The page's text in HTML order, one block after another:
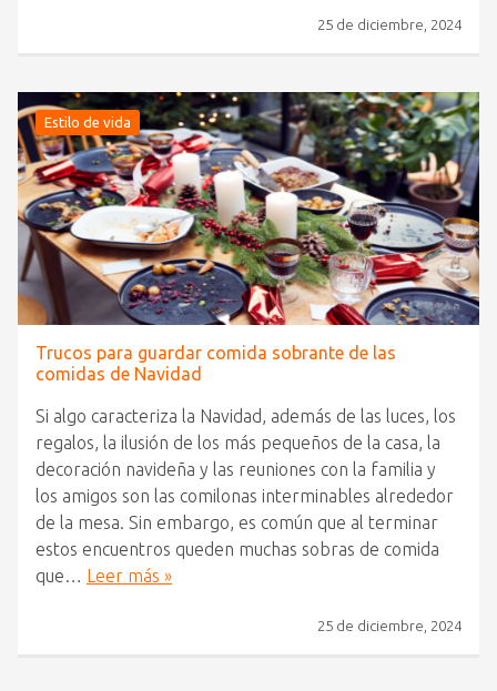
25 de diciembre, 2024
Estilo de vida
Trucos para guardar comida sobrante de las
comidas de Navidad
Si algo caracteriza la Navidad, además de las luces, los
regalos, la ilusión de los más pequeños de la casa, la
decoración navideña y las reuniones con la familia y
los amigos son las comilonas interminables alrededor
de la mesa. Sin embargo, es común que al terminar
estos encuentros queden muchas sobras de comida
que…
Leer más »
25 de diciembre, 2024